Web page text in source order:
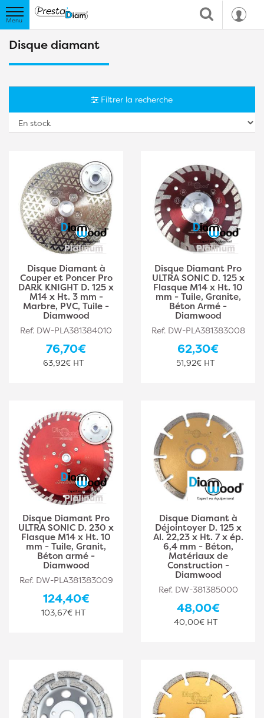
Disque diamant
Filtrer la recherche
Disque Diamant à
Couper et Poncer Pro
DARK KNIGHT D. 125 x
M14 x Ht. 3 mm -
Marbre, PVC, Tuile -
Diamwood
Ref. DW-PLA381384010
76,70€
63,92€ HT
Disque Diamant Pro
ULTRA SONIC D. 125 x
Flasque M14 x Ht. 10
mm - Tuile, Granite,
Béton Armé -
Diamwood
Ref. DW-PLA381383008
62,30€
51,92€ HT
Disque Diamant Pro
ULTRA SONIC D. 230 x
Flasque M14 x Ht. 10
mm - Tuile, Granit,
Béton armé -
Diamwood
Ref. DW-PLA381383009
124,40€
103,67€ HT
Disque Diamant à
Déjointoyer D. 125 x
Al. 22,23 x Ht. 7 x ép.
6,4 mm - Béton,
Matériaux de
Construction -
Diamwood
Ref. DW-381385000
48,00€
40,00€ HT